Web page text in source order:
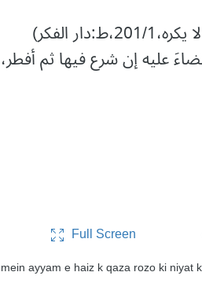
الفکر)
عليه إن شرع فيها ثم
Full Screen
ayyam e haiz k qaza rozo ki niyat